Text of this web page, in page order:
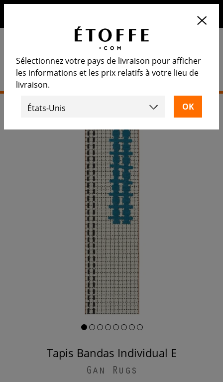
Tapis Bandas Individual E
Gan Rugs
Sélectionnez votre pays de livraison pour afficher
les informations et les prix relatifs à votre lieu de
livraison.